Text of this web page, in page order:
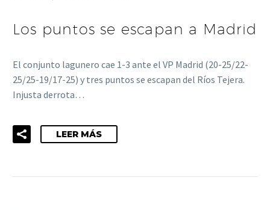
Los puntos se escapan a Madrid
El conjunto lagunero cae 1-3 ante el VP Madrid (20-25/22-
25/25-19/17-25) y tres puntos se escapan del Ríos Tejera.
Injusta derrota…
LEER MÁS